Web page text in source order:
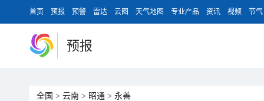
首页 预报 预警 雷达 云图 天气地图 专业产品 资讯 视频 节气
预报
全国 > 云南 > 昭通 > 永善